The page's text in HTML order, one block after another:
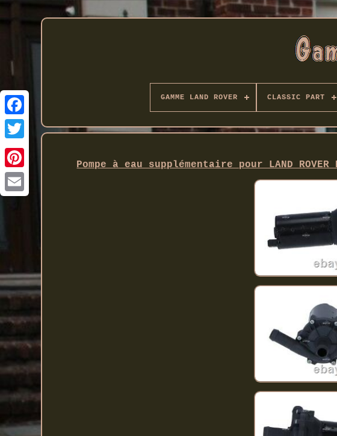
Twitter
GAMME LAND ROVER CLASSIC PART
Pompe à eau supplémentaire pour LAND ROVER